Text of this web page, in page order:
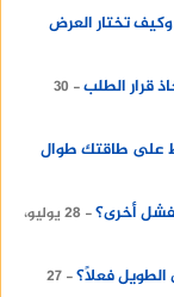
تختار العرض
قرار الطلب
30
على طاقتك طوال
أخرى؟
28 يوليو،
فعلًا؟ 27